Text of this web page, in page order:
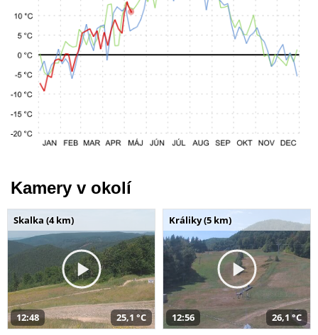
Kamery v okolí
Skalka (4 km)
12:48 25,1 °C
Králiky (5 km)
12:56 26,1 °C